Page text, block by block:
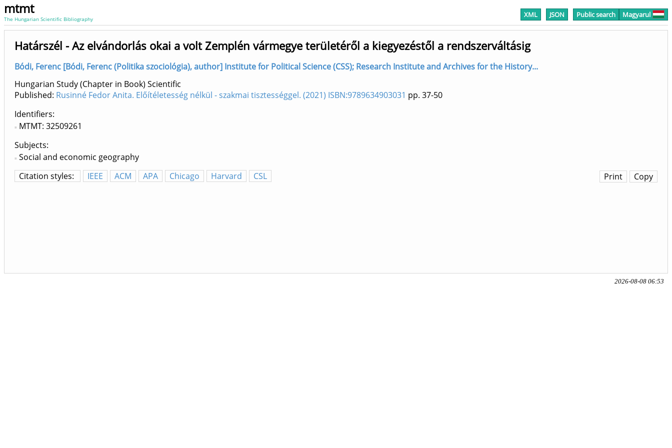
mtmt
The Hungarian Scientific Bibliography XML JSON Public search Magyarul
Határszél - Az elvándorlás okai a volt Zemplén vármegye területéről a kiegyezéstől a rendszerváltásig
Bódi, Ferenc [Bódi, Ferenc (Politika szociológia), author] Institute for Political Science (CSS); Research Institute and Archives for the History...
Hungarian Study (Chapter in Book) Scientific
Published: Rusinné Fedor Anita. Előítéletesség nélkül - szakmai tisztességgel. (2021) ISBN:9789634903031 pp. 37-50
Identifiers
MTMT: 32509261
Subjects:
Social and economic geography
Citation styles:
IEEE ACM APA Chicago Harvard CSL Copy
Print
2026-08-08 06:53